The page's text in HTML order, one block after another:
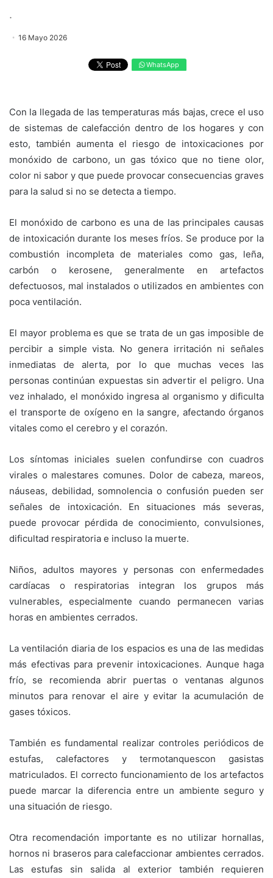
.
16 Mayo 2026
WhatsApp
Con la llegada de las temperaturas más bajas, crece el uso
de sistemas de calefacción dentro de los hogares y con
esto, también aumenta el riesgo de intoxicaciones por
monóxido de carbono, un gas tóxico que no tiene olor,
color ni sabor y que puede provocar consecuencias graves
para la salud si no se detecta a tiempo.
El monóxido de carbono es una de las principales causas
de intoxicación durante los meses fríos. Se produce por la
combustión incompleta de materiales como gas, leña,
carbón o kerosene, generalmente en artefactos
defectuosos, mal instalados o utilizados en ambientes con
poca ventilación.
El mayor problema es que se trata de un gas imposible de
percibir a simple vista. No genera irritación ni señales
inmediatas de alerta, por lo que muchas veces las
personas continúan expuestas sin advertir el peligro. Una
vez inhalado, el monóxido ingresa al organismo y dificulta
el transporte de oxígeno en la sangre, afectando órganos
vitales como el cerebro y el corazón.
Los síntomas iniciales suelen confundirse con cuadros
virales o malestares comunes. Dolor de cabeza, mareos,
náuseas, debilidad, somnolencia o confusión pueden ser
señales de intoxicación. En situaciones más severas,
puede provocar pérdida de conocimiento, convulsiones,
dificultad respiratoria e incluso la muerte.
Niños, adultos mayores y personas con enfermedades
cardíacas o respiratorias integran los grupos más
vulnerables, especialmente cuando permanecen varias
horas en ambientes cerrados.
La ventilación diaria de los espacios es una de las medidas
más efectivas para prevenir intoxicaciones. Aunque haga
frío, se recomienda abrir puertas o ventanas algunos
minutos para renovar el aire y evitar la acumulación de
gases tóxicos.
También es fundamental realizar controles periódicos de
estufas, calefactores y termotanquescon gasistas
matriculados. El correcto funcionamiento de los artefactos
puede marcar la diferencia entre un ambiente seguro y
una situación de riesgo.
Otra recomendación importante es no utilizar hornallas,
hornos ni braseros para calefaccionar ambientes cerrados.
Las estufas sin salida al exterior también requieren